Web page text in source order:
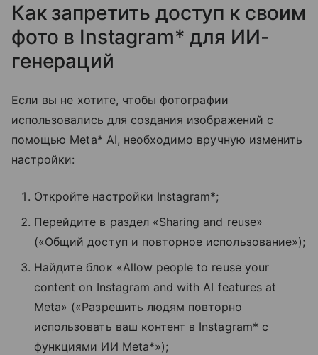
Как запретить доступ к своим
фото в Instagram* для ИИ-
генераций
Если вы не хотите, чтобы фотографии
использовались для создания изображений с
помощью Meta* AI, необходимо вручную изменить
настройки:
Откройте настройки Instagram*;
Перейдите в раздел «Sharing and reuse»
(«Общий доступ и повторное использование»);
Найдите блок «Allow people to reuse your
content on Instagram and with AI features at
Meta» («Разрешить людям повторно
использовать ваш контент в Instagram* с
функциями ИИ Meta*»);